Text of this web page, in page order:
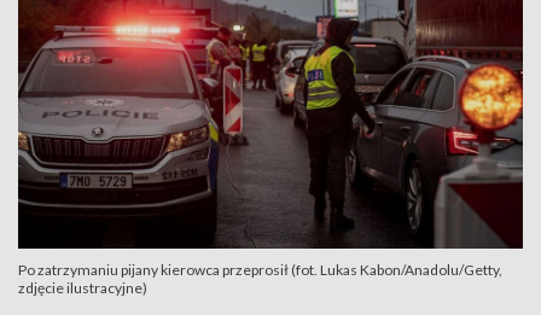
Po zatrzymaniu pijany kierowca przeprosił (fot. Lukas Kabon/Anadolu/Getty,
zdjęcie ilustracyjne)